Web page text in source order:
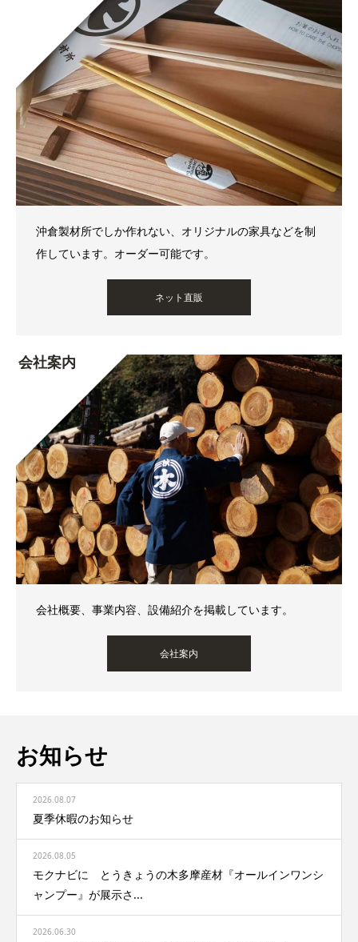
沖倉製材所でしか作れない、オリジナルの家具などを制
作しています。オーダー可能です。
ネット直販
会社案内
会社概要、事業内容、設備紹介を掲載しています。
会社案内
お知らせ
2026.08.07
夏季休暇のお知らせ
2026.08.05
モクナビに とうきょうの木多摩産材『オールインワンシ
ャンプー』が展示さ...
2026.06.30